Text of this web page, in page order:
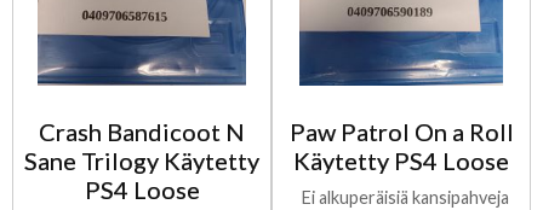
Crash Bandicoot N
Sane Trilogy Käytetty
PS4 Loose
Paw Patrol On a Roll
Käytetty PS4 Loose
Ei alkuperäisiä kansipahveja